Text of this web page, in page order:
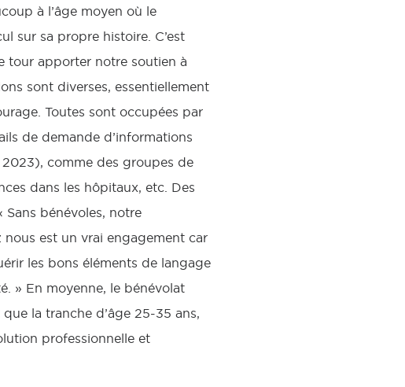
à l’âge moyen où le
sur sa propre histoire. C’est
tour apporter notre soutien à
sont diverses, essentiellement
Toutes sont occupées par
de demande d’informations
comme des groupes de
dans les hôpitaux, etc. Des
bénévoles, notre
nous est un vrai engagement car
les bons éléments de langage
» En moyenne, le bénévolat
la tranche d’âge 25-35 ans,
professionnelle et